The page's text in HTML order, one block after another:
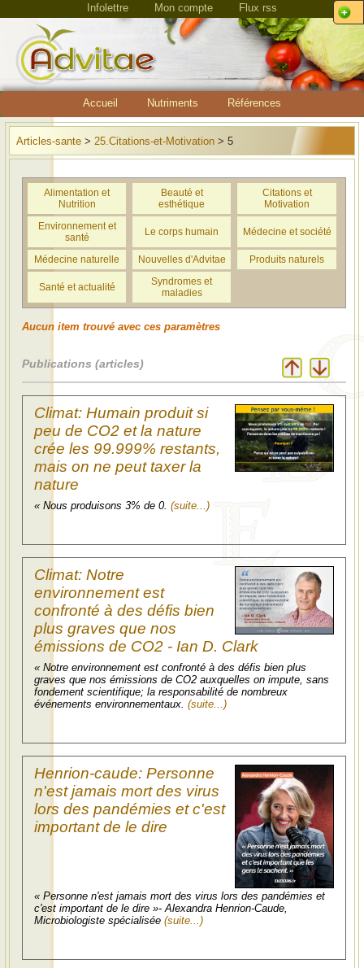
Infolettre Mon compte Flux rss
Accueil Nutriments Références
Articles-sante > 25.Citations-et-Motivation > 5
Alimentation et
Nutrition
Beauté et
esthétique
Citations et
Motivation
Environnement et
santé
Le corps humain Médecine et société
Médecine naturelle Nouvelles d'Advitae Produits naturels
Santé et actualité
Syndromes et
maladies
Aucun item trouvé avec ces paramètres
Publications (articles)
Climat: Humain produit si
peu de CO2 et la nature
crée les 99.999% restants,
mais on ne peut taxer la
nature
« Nous produisons 3% de 0. (suite...)
Climat: Notre
environnement est
confronté à des défis bien
plus graves que nos
émissions de CO2 - Ian D. Clark
« Notre environnement est confronté à des défis bien plus
graves que nos émissions de CO2 auxquelles on impute, sans
fondement scientifique; la responsabilité de nombreux
événements environnementaux. (suite...)
Henrion-caude: Personne
n'est jamais mort des virus
lors des pandémies et c'est
important de le dire
« Personne n'est jamais mort des virus lors des pandémies et
c'est important de le dire »- Alexandra Henrion-Caude,
Microbiologiste spécialisée (suite...)